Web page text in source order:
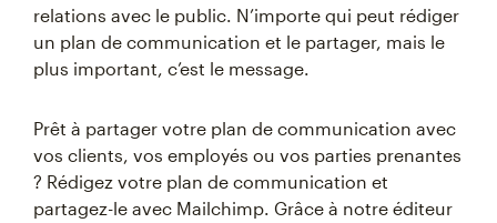
relations avec le public. N’importe qui peut rédiger
un plan de communication et le partager, mais le
plus important, c’est le message.
Prêt à partager votre plan de communication avec
vos clients, vos employés ou vos parties prenantes
? Rédigez votre plan de communication et
partagez-le avec Mailchimp. Grâce à notre éditeur